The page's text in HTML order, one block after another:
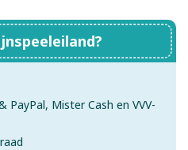
PayPal, Mister Cash en VVV-